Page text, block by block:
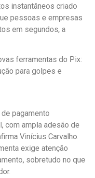
instantâneos criado
pessoas e empresas
em segundos, a
ferramentas do Pix:
para golpes e
pagamento
com ampla adesão de
Vinícius Carvalho.
exige atenção
sobretudo no que